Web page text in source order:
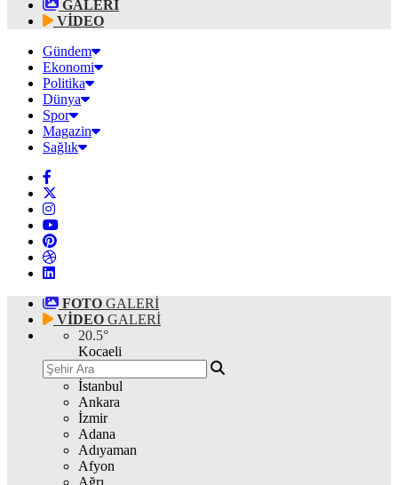
GALERİ
VİDEO
Gündem
Ekonomi
Politika
Dünya
Spor
Magazin
Sağlık
FOTO GALERİ
VİDEO GALERİ
20.5°
Kocaeli
İstanbul
Ankara
İzmir
Adana
Adıyaman
Afyon
Ağrı